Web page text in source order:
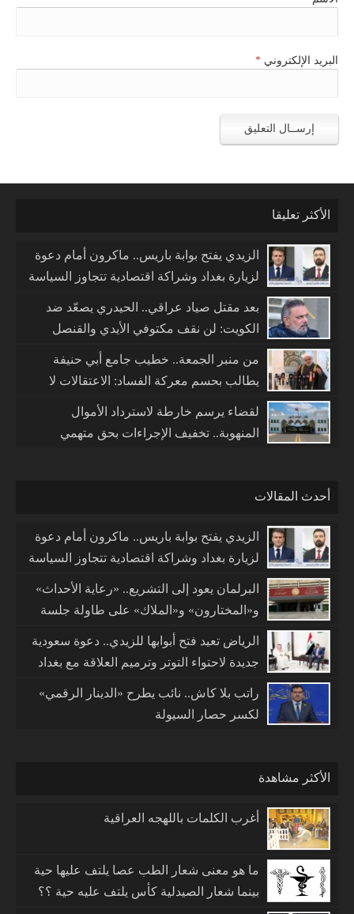
البريد الإلكتروني *
الأكثر تعليقا
الزيدي يفتح بوابة باريس.. ماكرون أمام دعوة
لزيارة بغداد وشراكة اقتصادية تتجاوز السياسة
بعد مقتل صياد عراقي.. الحيدري يصعّد ضد
الكويت: لن نقف مكتوفي الأيدي والقنصل
من منبر الجمعة.. خطيب جامع أبي حنيفة
يطالب بحسم معركة الفساد: الاعتقالات لا
تكفي والمتسترون شركاء في الجريمة
لقضاء يرسم خارطة لاسترداد الأموال
المنهوبة.. تخفيف الإجراءات بحق متهمي
أحدث المقالات
الزيدي يفتح بوابة باريس.. ماكرون أمام دعوة
لزيارة بغداد وشراكة اقتصادية تتجاوز السياسة
البرلمان يعود إلى التشريع.. «رعاية الأحداث»
و«المختارون» و«الملاك» على طاولة جلسة
الرياض تعيد فتح أبوابها للزيدي.. دعوة سعودية
جديدة لاحتواء التوتر وترميم العلاقة مع بغداد
راتب بلا كاش.. نائب يطرح «الدينار الرقمي»
لكسر حصار السيولة
الأكثر مشاهدة
أغرب الكلمات باللهجه العراقية
ما هو معنى شعار الطب عصا يلتف عليها حية
بينما شعار الصيدلية كأس يلتف عليه حية ؟؟